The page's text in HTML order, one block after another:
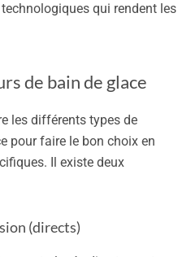
qui rendent les
de bain de glace
les différents types de
pour faire le bon choix en
Il existe deux
(directs)